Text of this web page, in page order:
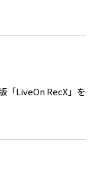
「LiveOn RecX」を